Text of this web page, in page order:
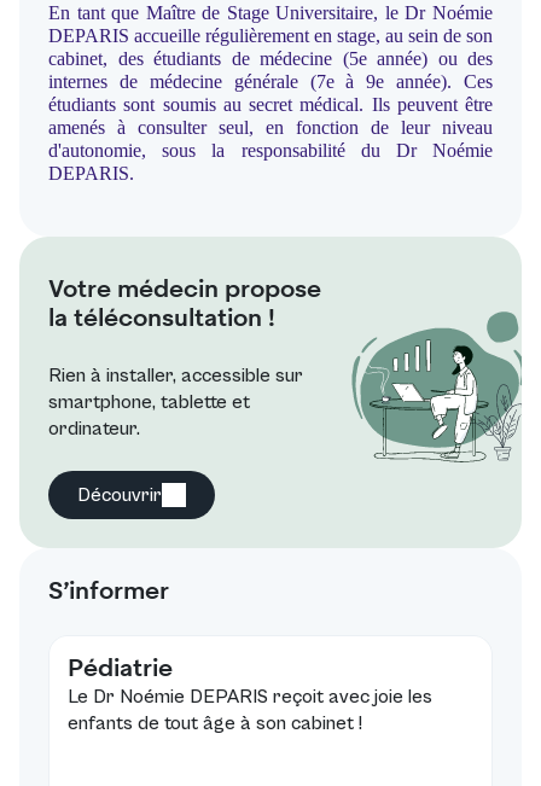
En tant que Maître de Stage Universitaire, le Dr Noémie
DEPARIS accueille régulièrement en stage, au sein de son
cabinet, des étudiants de médecine (5e année) ou des
internes de médecine générale (7e à 9e année). Ces
étudiants sont soumis au secret médical. Ils peuvent être
amenés à consulter seul, en fonction de leur niveau
d'autonomie, sous la responsabilité du Dr Noémie
DEPARIS.
Votre médecin propose
la téléconsultation !
Rien à installer, accessible sur
smartphone, tablette et
ordinateur.
Découvrir
S’informer
Pédiatrie
Le Dr Noémie DEPARIS reçoit avec joie les
enfants de tout âge à son cabinet !